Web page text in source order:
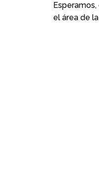
el área de